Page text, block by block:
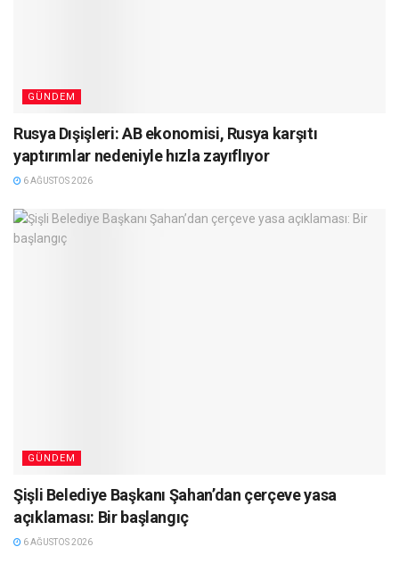
GÜNDEM
Rusya Dışişleri: AB ekonomisi, Rusya karşıtı
yaptırımlar nedeniyle hızla zayıflıyor
6 AĞUSTOS 2026
GÜNDEM
Şişli Belediye Başkanı Şahan’dan çerçeve yasa
açıklaması: Bir başlangıç
6 AĞUSTOS 2026